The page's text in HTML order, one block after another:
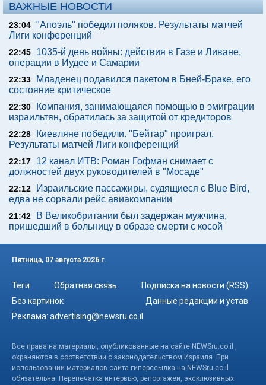
ВАЖНЫЕ НОВОСТИ
23:04 "Апоэль" победил поляков. Результаты матчей
Лиги конференций
22:45
1035-й день войны: действия в Газе и Ливане,
операции в Иудее и Самарии
22:33
Младенец подавился пакетом в Бней-Браке, его
состояние критическое
22:30
Компания, занимающаяся помощью в эмиграции
израильтян, обратилась за защитой от кредиторов
22:28
Киевляне победили. "Бейтар" проиграл.
Результаты матчей Лиги конференций
22:17
12 канал ИТВ: Роман Гофман снимает с
должностей двух руководителей в "Мосаде"
22:12
Израильские пассажиры, судящиеся с Blue Bird,
едва не сорвали рейс авиакомпании
21:42
В Великобритании был задержан мужчина,
пришедший в больницу в образе смерти с косой
Пятница, 07 августа 2026 г.
Теги Обратная связь
Подписка на новости (RSS)
Без картинок
Данные редакции и устав
Реклама: advertising@newsru.co.il
Все права на материалы, опубликованные на сайте NEWSru.co.il ,
охраняются в соответствии с законодательством Израиля. При
использовании материалов сайта гиперссылка на NEWSru.co.il
обязательна. Перепечатка интервью, репортажей, эксклюзивных